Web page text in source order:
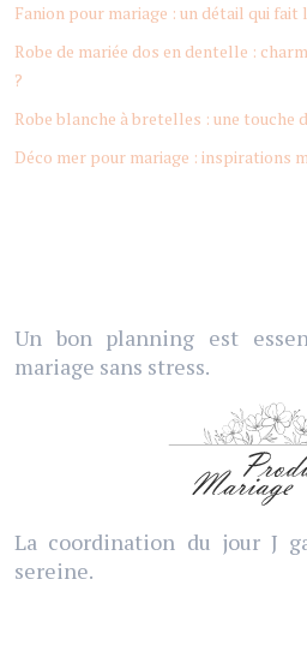
Fanion pour mariage : un détail qui fait
Robe de mariée dos en dentelle :
?
Robe blanche à bretelles : une touche
Déco mer pour mariage : inspirations
Un bon planning est
mariage sans stress.
La coordination du jour J
sereine.